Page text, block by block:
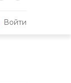
Войти